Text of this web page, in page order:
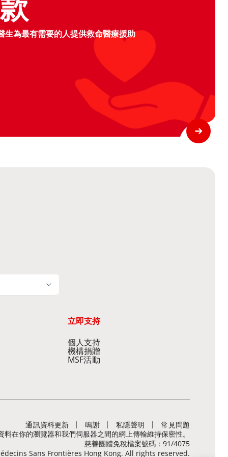
生為最有需要的人提供救命醫療援助
立即支持
個人支持
機構捐贈
MSF活動
通訊資料更新 鳴謝 私隱聲明
常見問題
在你的瀏覽器和我們伺服器之間的網上傳輸維持保密性。
慈善團體免稅檔案號碼：91/4075
Sans Frontières Hong Kong. All rights reserved.